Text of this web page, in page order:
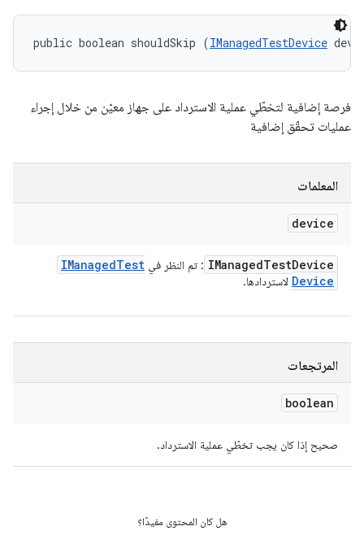
public boolean shouldSkip (IManagedTestDevice
فرصة إضافية لتخطّي عملية الاسترداد على جهاز معيّن من خلال إجراء
عمليات تحقّق إضافية
المعلمات
device
IManagedTestDevice : تم النظر في IManagedTest
Device لاستردادها.
المرتجعات
boolean
صحيح إذا كان يجب تخطّي عملية الاسترداد.
هل كان المحتوى مفيدًا؟